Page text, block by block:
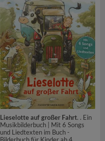
Lieselotte auf großer Fahrt. . Ein
Musikbilderbuch | Mit 6 Songs
und Liedtexten im Buch -